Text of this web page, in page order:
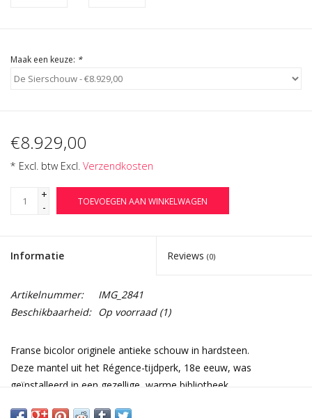
Maak een keuze: *
€8.929,00
* Excl. btw Excl. Verzendkosten
+
-
TOEVOEGEN AAN WINKELWAGEN
Informatie Reviews (0)
Artikelnummer:
IMG_2841
Beschikbaarheid: Op voorraad(1)
Franse bicolor originele antieke schouw in hardsteen.
Deze mantel uit het Régence-tijdperk, 18e eeuw, was
geïnstalleerd in een gezellige, warme bibliotheek.